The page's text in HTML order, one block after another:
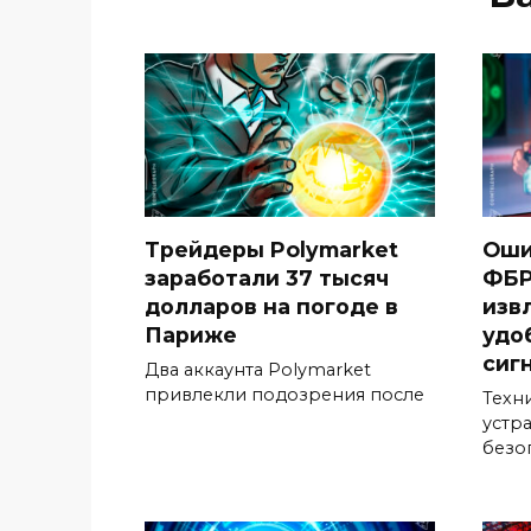
Трейдеры Polymarket
заработали 37 тысяч
долларов на погоде в
Париже
Два аккаунта Polymarket
привлекли подозрения после